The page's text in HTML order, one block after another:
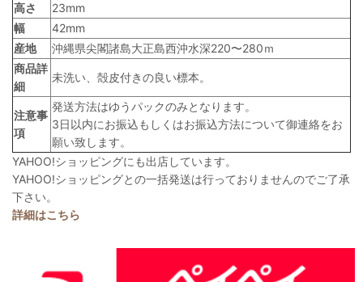
高さ
23mm
幅
42mm
産地
沖縄県尖閣諸島大正島西沖水深220〜280ｍ
商品詳
細
未洗い、殻皮付きの良い標本。
注意事
項
発送方法はゆうパックのみとなります。
3日以内にお振込もしくはお振込方法について御連絡をお
願い致します。
YAHOO!ショッピングにも出店しています。
YAHOO!ショッピングとの一括発送は行っておりませんのでご了承
下さい。
詳細はこちら